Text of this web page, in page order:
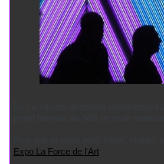
Expo La Force de l'Art